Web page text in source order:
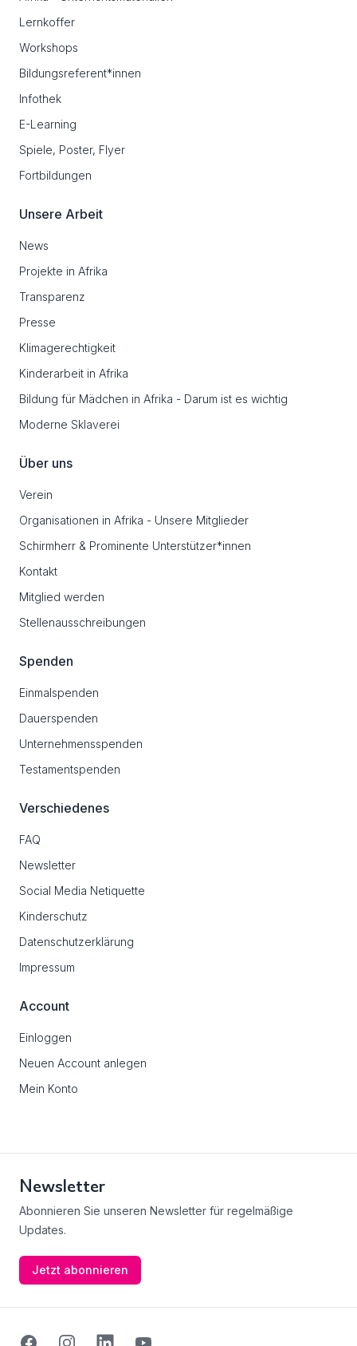
Lernkoffer
Workshops
Bildungsreferent*innen
Infothek
E-Learning
Spiele, Poster, Flyer
Fortbildungen
Unsere Arbeit
News
Projekte in Afrika
Transparenz
Presse
Klimagerechtigkeit
Kinderarbeit in Afrika
Bildung für Mädchen in Afrika - Darum ist es wichtig
Moderne Sklaverei
Über uns
Verein
Organisationen in Afrika - Unsere Mitglieder
Schirmherr & Prominente Unterstützer*innen
Kontakt
Mitglied werden
Stellenausschreibungen
Spenden
Einmalspenden
Dauerspenden
Unternehmensspenden
Testamentspenden
Verschiedenes
FAQ
Newsletter
Social Media Netiquette
Kinderschutz
Datenschutzerklärung
Impressum
Account
Einloggen
Neuen Account anlegen
Mein Konto
Newsletter
Abonnieren Sie unseren Newsletter für regelmäßige
Updates.
Jetzt abonnieren
FacebookInstagramLinkedinYoutube